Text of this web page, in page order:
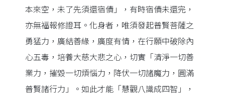
本來空，未了先須還宿債」，有時宿債未還完，
亦無福報修證耳。化身者，唯須發起普賢菩薩之
勇猛力，廣結善緣，廣度有情，在行願中破除內
心五毒，培養大慈大悲之心，切實「清淨一切善
業力，摧毀一切煩惱力，降伏一切諸魔力，圓滿
普賢諸行力」。如此才能「慧觀八識成四智」，